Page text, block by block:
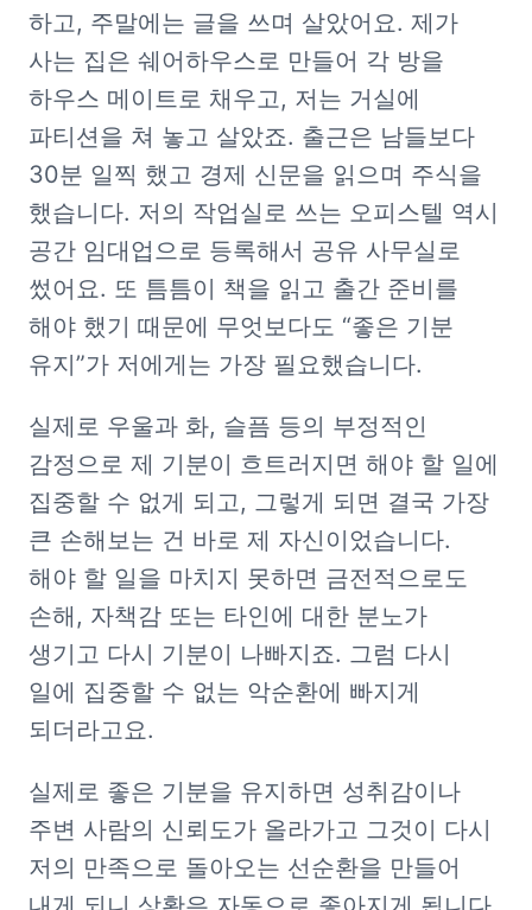
하고, 주말에는 글을 쓰며 살았어요. 제가
사는 집은 쉐어하우스로 만들어 각 방을
하우스 메이트로 채우고, 저는 거실에
파티션을 쳐 놓고 살았죠. 출근은 남들보다
30분 일찍 했고 경제 신문을 읽으며 주식을
했습니다. 저의 작업실로 쓰는 오피스텔 역시
공간 임대업으로 등록해서 공유 사무실로
썼어요. 또 틈틈이 책을 읽고 출간 준비를
해야 했기 때문에 무엇보다도 “좋은 기분
유지”가 저에게는 가장 필요했습니다.
실제로 우울과 화, 슬픔 등의 부정적인
감정으로 제 기분이 흐트러지면 해야 할 일에
집중할 수 없게 되고, 그렇게 되면 결국 가장
큰 손해보는 건 바로 제 자신이었습니다.
해야 할 일을 마치지 못하면 금전적으로도
손해, 자책감 또는 타인에 대한 분노가
생기고 다시 기분이 나빠지죠. 그럼 다시
일에 집중할 수 없는 악순환에 빠지게
되더라고요.
실제로 좋은 기분을 유지하면 성취감이나
주변 사람의 신뢰도가 올라가고 그것이 다시
저의 만족으로 돌아오는 선순환을 만들어